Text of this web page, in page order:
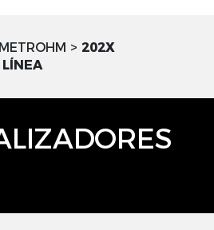
METROHM > 202X